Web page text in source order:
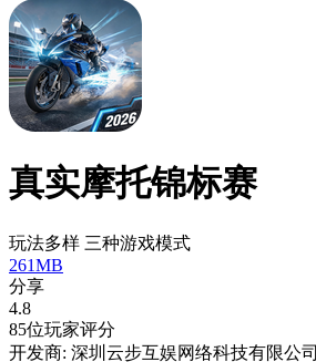
真实摩托锦标赛
玩法多样 三种游戏模式
261MB
分享
4.8
85位玩家评分
开发商: 深圳云步互娱网络科技有限公司